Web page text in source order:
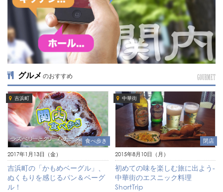
グルメ のおすすめ GOURMET
吉浜町
食べ歩き
2017年1月13日（金）
吉浜町の「かもめベーグル」、
ぬくもりを感じるパン＆ベーグ
ル！
中華街
閉店
2015年8月10日（月）
初めての味を楽しむ旅に出よう-
中華街のエスニック料理
ShortTrip